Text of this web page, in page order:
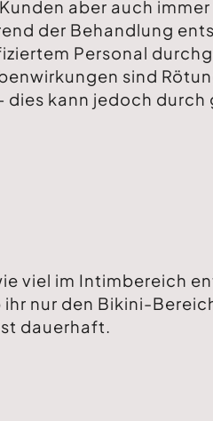
aber auch
der Behandlung
Personal
sind
kann jedoch
viel im Intimbereich
nur den Bikini-
dauerhaft.